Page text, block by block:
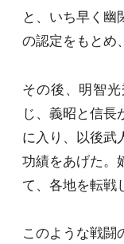
と、いち早く幽
の認定をもとめ
その後、明智
じ、義昭と信
に入り、以後武
功績をあげた。
て、各地を転戦
このような戦闘